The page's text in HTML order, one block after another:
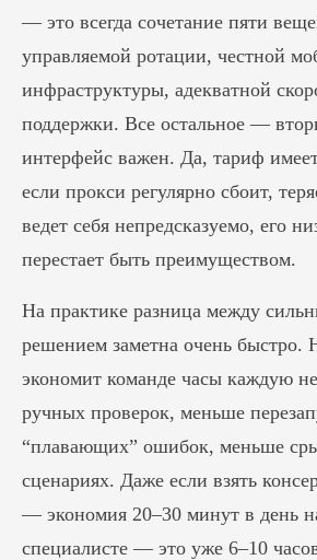
— это всегда сочетание пяти
управляемой ротации, честной
инфраструктуры, адекватной
поддержки. Все остальное —
интерфейс важен. Да, тариф
если прокси регулярно сбоит,
ведет себя непредсказуемо, его
перестает быть преимуществом.
На практике разница между
решением заметна очень быстро.
экономит команде часы каждую
ручных проверок, меньше
“плавающих” ошибок, меньше
сценариях. Даже если взять
— экономия 20–30 минут в день
специалисте — это уже 6–10